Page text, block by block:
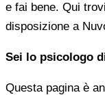
e fai bene. Qui
disposizione a
Sei lo psicologo
Questa pagina è